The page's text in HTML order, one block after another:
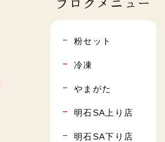
ブログメニュー
粉セット
冷凍
やまがた
明石SA上り店
明石SA下り店